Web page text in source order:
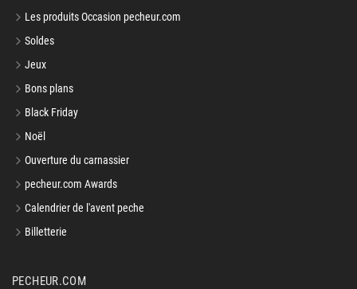
Les produits Occasion pecheur.com
Soldes
Jeux
Bons plans
Black Friday
Noël
Ouverture du carnassier
pecheur.com Awards
Calendrier de l'avent peche
Billetterie
PECHEUR.COM